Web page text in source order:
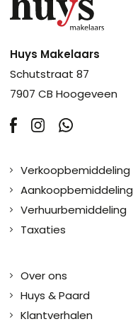
Huys Makelaars
Schutstraat 87
7907 CB Hoogeveen
Verkoopbemiddeling
Aankoopbemiddeling
Verhuurbemiddeling
Taxaties
Over ons
Huys & Paard
Klantverhalen